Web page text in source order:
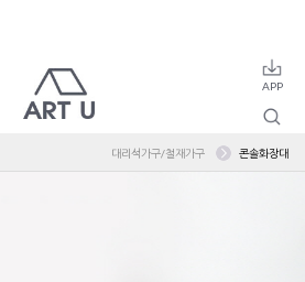
대리석가구/철재가구 콘솔화장대